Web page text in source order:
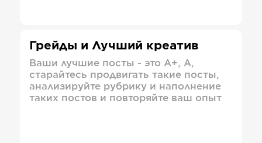
Грейды и Лучший креатив
Ваши лучшие посты - это А+, А,
старайтесь продвигать такие посты,
анализируйте рубрику и наполнение
таких постов и повторяйте ваш опыт